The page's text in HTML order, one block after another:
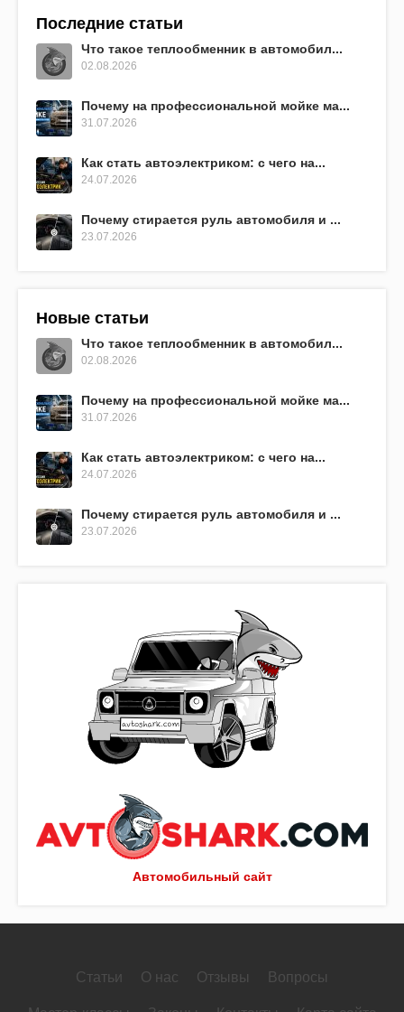
Автомобильный сайт
Последние статьи
Что такое теплообменник в автомобил...
02.08.2026
Почему на профессиональной мойке ма...
31.07.2026
Как стать автоэлектриком: с чего на...
24.07.2026
Почему стирается руль автомобиля и ...
23.07.2026
Новые статьи
Что такое теплообменник в автомобил...
02.08.2026
Почему на профессиональной мойке ма...
31.07.2026
Как стать автоэлектриком: с чего на...
24.07.2026
Почему стирается руль автомобиля и ...
23.07.2026
Статьи О нас Отзывы Вопросы